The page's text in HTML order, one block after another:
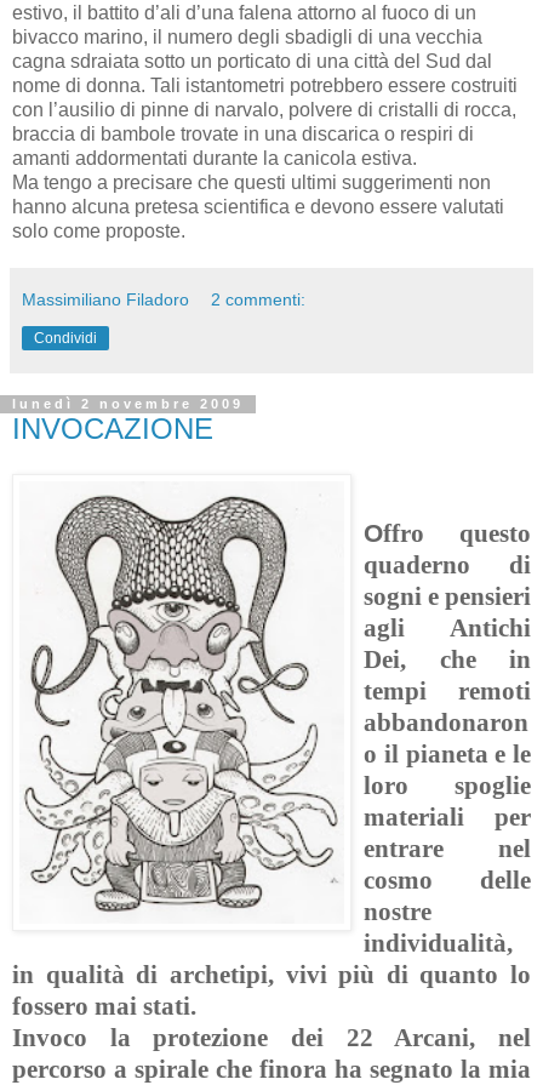
estivo, il battito d’ali d’una falena attorno al fuoco di un
bivacco marino, il numero degli sbadigli di una vecchia
cagna sdraiata sotto un porticato di una città del Sud dal
nome di donna. Tali istantometri potrebbero essere costruiti
con l’ausilio di pinne di narvalo, polvere di cristalli di rocca,
braccia di bambole trovate in una discarica o respiri di
amanti addormentati durante la canicola estiva.
Ma tengo a precisare che questi ultimi suggerimenti non
hanno alcuna pretesa scientifica e devono essere valutati
solo come proposte.
Massimiliano Filadoro 2 commenti:
Condividi
lunedì 2 novembre 2009
INVOCAZIONE
Offro questo
quaderno di
sogni e pensieri
agli Antichi
Dei, che in
tempi remoti
abbandonaron
o il pianeta e le
loro spoglie
materiali per
entrare nel
cosmo delle
nostre
individualità,
in qualità di archetipi, vivi più di quanto lo
fossero mai stati.
Invoco la protezione dei 22 Arcani, nel
percorso a spirale che finora ha segnato la mia